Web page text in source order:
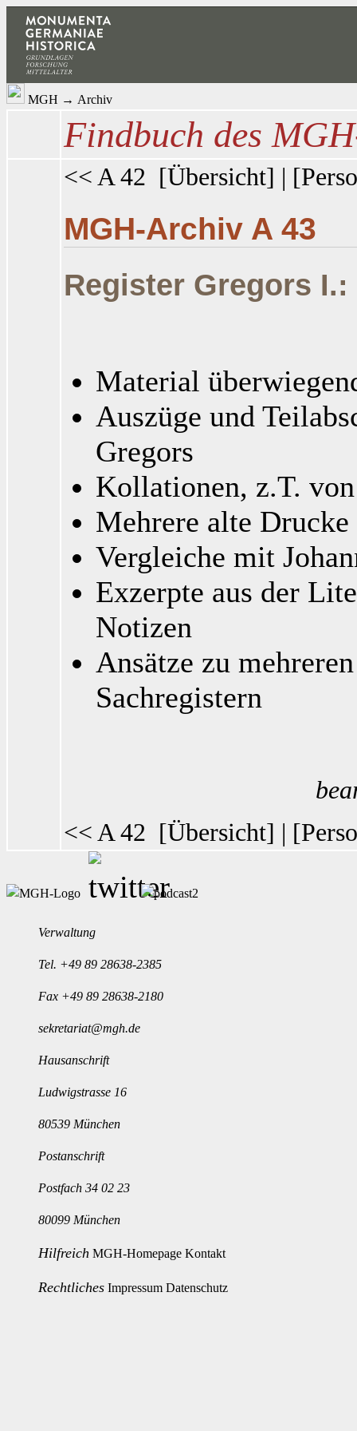
MGH → Archiv
Findbuch des
<< A 42 [Übersicht] | [
MGH-Archiv A 43
Register Gregors
Material
Auszüge und
Gregors
Kollationen, z.T.
Mehrere alte
Vergleiche mit
Exzerpte aus der
Notizen
Ansätze zu
Sachregistern
<< A 42 [Übersicht] | [
Verwaltung
Tel. +49 89 28638-2385
Fax +49 89 28638-2180
sekretariat@mgh.de
Hausanschrift
Ludwigstrasse 16
80539 München
Postanschrift
Postfach 34 02 23
80099 München
Hilfreich MGH-Homepage Kontakt
Rechtliches Impressum Datenschutz